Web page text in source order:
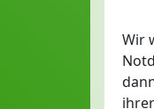
Wir